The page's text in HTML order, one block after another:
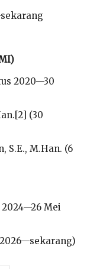
2020—30
(30
S.E., M.Han. (6
Mei